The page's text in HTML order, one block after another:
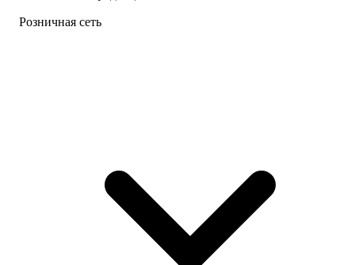
Розничная сеть